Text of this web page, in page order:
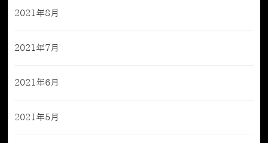
2021年8月
2021年7月
2021年6月
2021年5月